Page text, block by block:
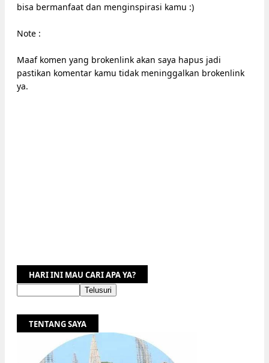
bisa bermanfaat dan menginspirasi kamu :)
Note :
Maaf komen yang brokenlink akan saya hapus jadi
pastikan komentar kamu tidak meninggalkan brokenlink
ya.
HARI INI MAU CARI APA YA?
TENTANG SAYA